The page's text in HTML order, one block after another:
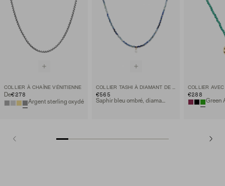
COLLIER À CHAÎNE VÉNITIENNE
De€278
Argent sterling oxydé
COLLIER TASHI À DIAMANT DE LABORATOIRE PERCÉ
€565
Saphir bleu ombré, diamant de laboratoire, or jaune 10 carats
€288
Green